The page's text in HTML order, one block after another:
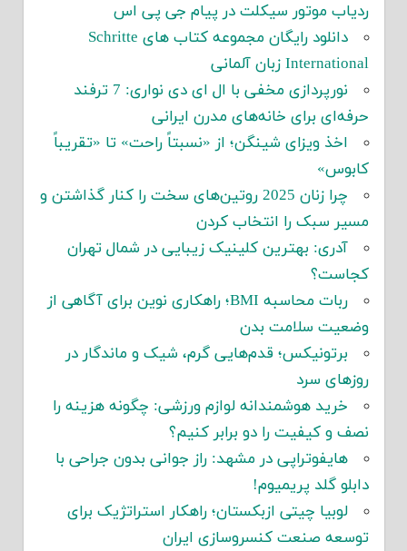
ردیاب موتور سیکلت در پیام جی پی اس
دانلود رایگان مجموعه کتاب های Schritte
International زبان آلمانی
نورپردازی مخفی با ال ای دی نواری: 7 ترفند
حرفه‌ای برای خانه‌های مدرن ایرانی
اخذ ویزای شینگن؛ از «نسبتاً راحت» تا «تقریباً
کابوس»
چرا زنان 2025 روتین‌های سخت را کنار گذاشتن و
مسیر سبک را انتخاب کردن
آدری: بهترین کلینیک زیبایی در شمال تهران
کجاست؟
ربات محاسبه BMI؛ راهکاری نوین برای آگاهی از
وضعیت سلامت بدن
برتونیکس؛ قدم‌هایی گرم، شیک و ماندگار در
روزهای سرد
خرید هوشمندانه لوازم ورزشی: چگونه هزینه را
نصف و کیفیت را دو برابر کنیم؟
هایفوتراپی در مشهد: راز جوانی بدون جراحی با
دابلو گلد پریمیوم!
لوبیا چیتی ازبکستان؛ راهکار استراتژیک برای
توسعه صنعت کنسروسازی ایران